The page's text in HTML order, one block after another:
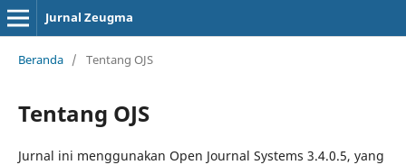
Jurnal Zeugma
Beranda / Tentang OJS
Tentang OJS
Jurnal ini menggunakan Open Journal Systems 3.4.0.5, yang